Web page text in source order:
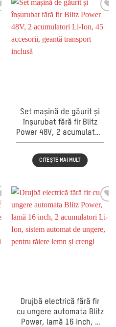
Set mașină de găurit și
înșurubat fără fir Blitz
Power 48V, 2 acumulatori
Li-Ion, 45 accesorii,
geantă transport inclusă
CITEȘTE MAI MULT
Drujbă electrică fără fir
cu ungere automata Blitz
Power, lamă 16 inch, 2